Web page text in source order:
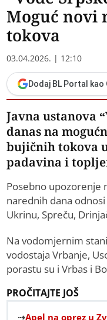
Moguć novi
tokova
03.04.2026. | 12:10
Dodaj BL Portal
Јavna ustanova
danas na
bujičnih tokova
padavina i
Posebno upozorenje
narednih dana
Ukrinu, Spreču,
Na vodomjernim
vodostaja Vrbanje,
porastu su i Vrbas i
PROČITAJTE JOŠ
Apel na oprez u